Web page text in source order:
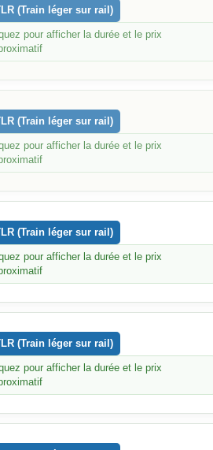
(Train léger sur rail)
pour afficher la durée et le prix
(Train léger sur rail)
pour afficher la durée et le prix
(Train léger sur rail)
pour afficher la durée et le prix
(Train léger sur rail)
pour afficher la durée et le prix